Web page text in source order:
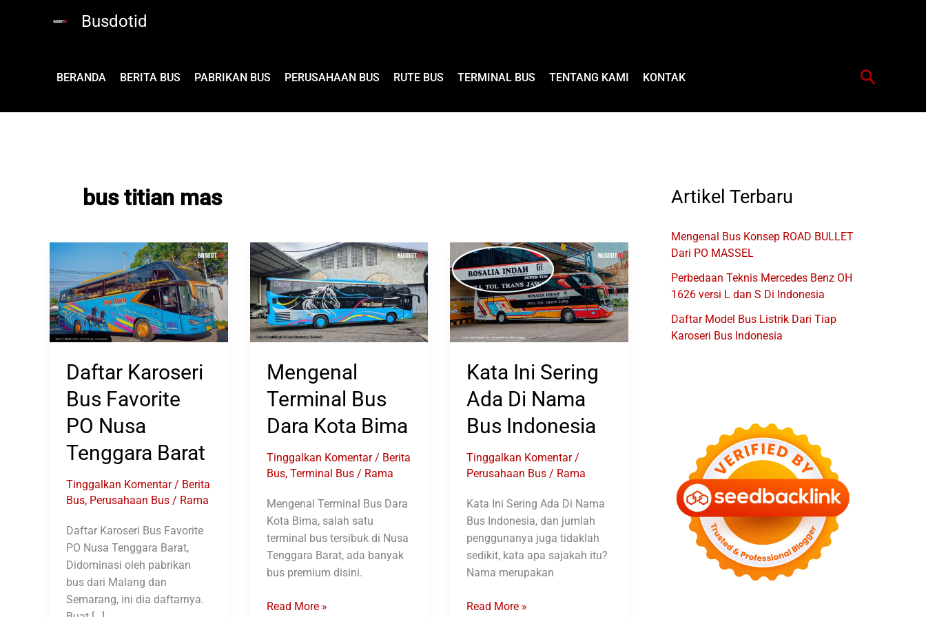
Busdotid
BERANDA BERITA BUS PABRIKAN BUS PERUSAHAAN BUS RUTE BUS TERMINAL BUS TENTANG KAMI KONTAK Cari
bus titian mas
Daftar Karoseri
Bus Favorite
PO Nusa
Tenggara Barat
Tinggalkan Komentar / Berita
Bus, Perusahaan Bus / Rama
Daftar Karoseri Bus Favorite
PO Nusa Tenggara Barat,
Didominasi oleh pabrikan
bus dari Malang dan
Semarang, ini dia daftarnya.
Mengenal
Terminal Bus
Dara Kota Bima
Tinggalkan Komentar / Berita
Bus, Terminal Bus/ Rama
Mengenal Terminal Bus Dara
Kota Bima, salah satu
terminal bus tersibuk di Nusa
Tenggara Barat, ada banyak
bus premium disini.
Mengenal
Read More »
Kata Ini Sering
Ada Di Nama
Bus Indonesia
Tinggalkan Komentar /
Perusahaan Bus / Rama
Kata Ini Sering Ada Di Nama
Bus Indonesia, dan jumlah
penggunanya juga tidaklah
sedikit, kata apa sajakah itu?
Nama merupakan
Kata
Read More »
Artikel Terbaru
Mengenal Bus Konsep ROAD BULLET
Dari PO MASSEL
Perbedaan Teknis Mercedes Benz OH
1626 versi L dan S Di Indonesia
Daftar Model Bus Listrik Dari Tiap
Karoseri Bus Indonesia